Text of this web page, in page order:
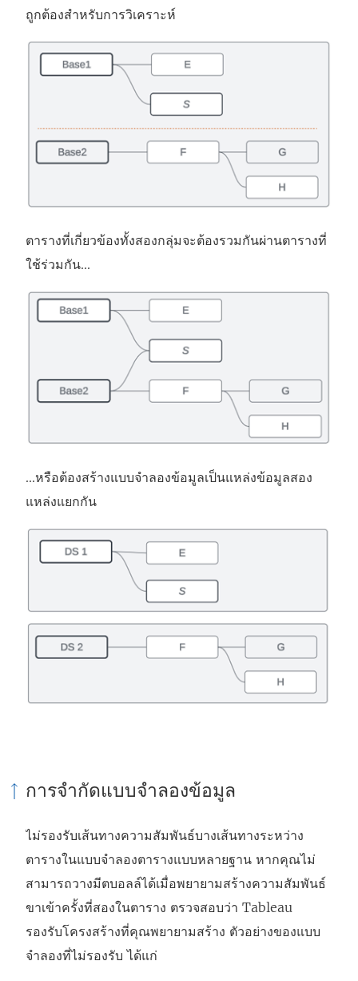
ถูกต้องสำหรับการวิเคราะห์
ตารางที่เกี่ยวข้องทั้งสองกลุ่มจะต้องรวมกันผ่านตารางที่
ใช้ร่วมกัน...
...หรือต้องสร้างแบบจำลองข้อมูลเป็นแหล่งข้อมูลสอง
แหล่งแยกกัน
การจำกัดแบบจำลองข้อมูล
ไม่รองรับเส้นทางความสัมพันธ์บางเส้นทางระหว่าง
ตารางในแบบจำลองตารางแบบหลายฐาน หากคุณไม่
สามารถวางมีตบอลล์ได้เมื่อพยายามสร้างความสัมพันธ์
ขาเข้าครั้งที่สองในตาราง ตรวจสอบว่า Tableau
รองรับโครงสร้างที่คุณพยายามสร้าง ตัวอย่างของแบบ
จำลองที่ไม่รองรับ ได้แก่